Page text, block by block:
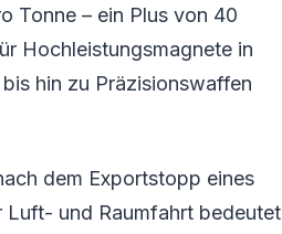
Tonne – ein Plus von 40
Hochleistungsmagnete in
hin zu Präzisionswaffen
dem Exportstopp eines
Luft- und Raumfahrt bedeutet